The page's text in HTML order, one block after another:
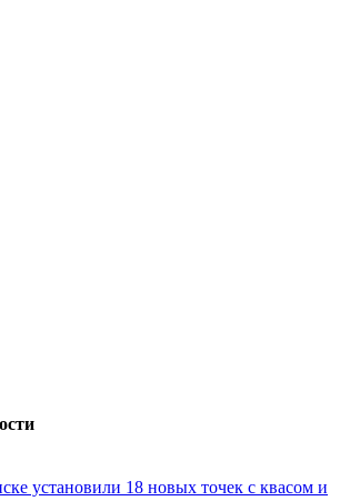
установили 18 новых точек с квасом и